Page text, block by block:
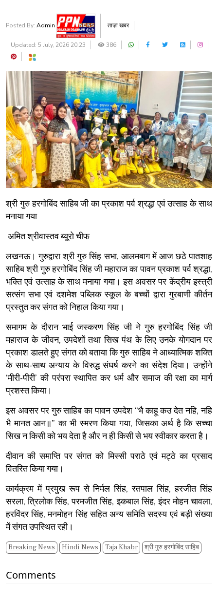
Posted By: Admin ताज़ा खबर
Updated: 5 July, 2026 20:23 386
श्री गुरु हरगोबिंद साहिब जी का प्रकाश पर्व श्रद्धा एवं उत्साह के साथ
मनाया गया
अमित श्रीवास्तव ब्यूरो चीफ
लखनऊ। गुरुद्वारा श्री गुरु सिंह सभा, आलमबाग में आज छठे पातशाह
साहिब श्री गुरु हरगोबिंद सिंह जी महाराज का पावन प्रकाश पर्व श्रद्धा,
भक्ति एवं उत्साह के साथ मनाया गया। इस अवसर पर केंद्रीय इस्त्री
सत्संग सभा एवं दशमेश पब्लिक स्कूल के बच्चों द्वारा गुरबाणी कीर्तन
प्रस्तुत कर संगत को निहाल किया गया।
समागम के दौरान भाई जस्करण सिंह जी ने गुरु हरगोबिंद सिंह जी
महाराज के जीवन, उपदेशों तथा सिख पंथ के लिए उनके योगदान पर
प्रकाश डालते हुए संगत को बताया कि गुरु साहिब ने आध्यात्मिक शक्ति
के साथ-साथ अन्याय के विरुद्ध संघर्ष करने का संदेश दिया। उन्होंने
‘मीरी-पीरी’ की परंपरा स्थापित कर धर्म और समाज की रक्षा का मार्ग
प्रशस्त किया।
इस अवसर पर गुरु साहिब का पावन उपदेश “भै काहू कउ देत नहि, नहि
भै मानत आन॥” का भी स्मरण किया गया, जिसका अर्थ है कि सच्चा
सिख न किसी को भय देता है और न ही किसी से भय स्वीकार करता है।
दीवान की समाप्ति पर संगत को मिस्सी पराठे एवं मट्ठे का प्रसाद
वितरित किया गया।
कार्यक्रम में प्रमुख रूप से निर्मल सिंह, रतपाल सिंह, हरजीत सिंह
सरला, त्रिलोक सिंह, परमजीत सिंह, इकबाल सिंह, इंदर मोहन चावला,
हरविंदर सिंह, मनमोहन सिंह सहित अन्य समिति सदस्य एवं बड़ी संख्या
में संगत उपस्थित रही।
Breaking News Hindi News Taja Khabr श्री गुरु हरगोबिंद साहिब
Comments